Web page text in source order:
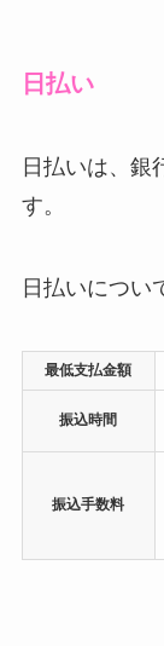
日払い
日払いは、銀
す。
日払いについ
最低支払金額
振込時間
振込手数料